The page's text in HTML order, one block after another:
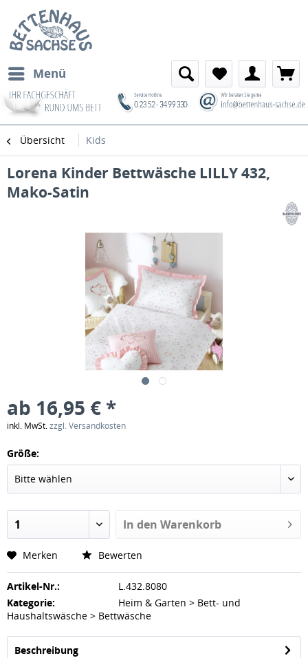
Menü
Übersicht Kids
Lorena Kinder Bettwäsche LILLY 432,
Mako-Satin
ab 16,95 € *
inkl. MwSt.zzgl. Versandkosten
Größe:
In den Warenkorb
Merken Bewerten
Artikel-Nr.:
L.432.8080
Kategorie:
Heim & Garten > Bett- und
Haushaltswäsche > Bettwäsche
Beschreibung